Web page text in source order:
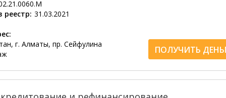
реестр: 31.03.2021
г. Алматы, пр. Сейфулина
ПОЛУЧИТЬ